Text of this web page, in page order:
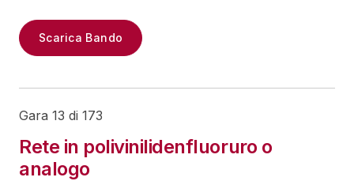
Scarica Bando
Gara 13 di 173
Rete in polivinilidenfluoruro o
analogo